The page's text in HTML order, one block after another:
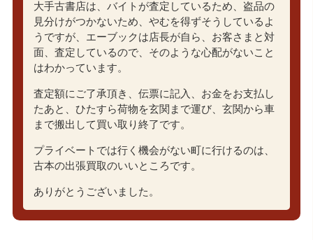
大手古書店は、バイトが査定しているため、盗品の
見分けがつかないため、やむを得ずそうしているよ
うですが、エーブックは店長が自ら、お客さまと対
面、査定しているので、そのような心配がないこと
はわかっています。
査定額にご了承頂き、伝票に記入、お金をお支払し
たあと、ひたすら荷物を玄関まで運び、玄関から車
まで搬出して買い取り終了です。
プライベートでは行く機会がない町に行けるのは、
古本の出張買取のいいところです。
ありがとうございました。